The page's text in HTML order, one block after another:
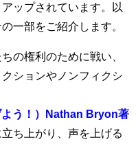
ップされています。以
一部をご紹介します。
の権利のために戦い、
ションやノンフィクシ
よう！）Nathan Bryon著
ち上がり、声を上げる